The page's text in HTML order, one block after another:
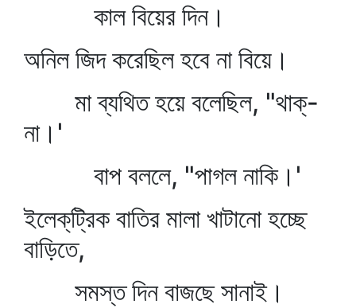
কাল বিয়ের দিন।
অনিল জিদ করেছিল হবে না বিয়ে।
মা ব্যথিত হয়ে বলেছিল, "থাক্‌-
না।'
বাপ বললে, "পাগল নাকি।'
ইলেক্‌ট্রিক বাতির মালা খাটানো হচ্ছে
বাড়িতে,
সমস্ত দিন বাজছে সানাই।